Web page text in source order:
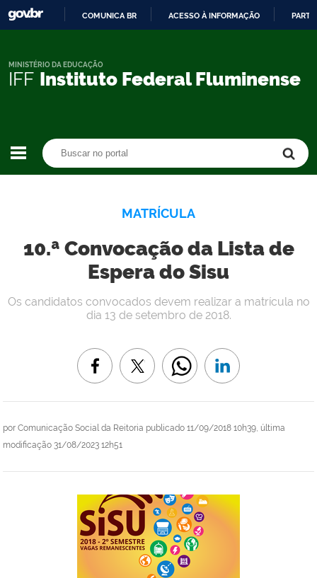
CONTEÚDO
COMUNICA BR ACESSO À INFORMAÇÃO
IFF Instituto Federal Fluminense
MINISTÉRIO DA EDUCAÇÃO
MATRÍCULA
10.ª Convocação da Lista de
Espera do Sisu
por Comunicação Social da Reitoria publicado 11/09/2018 10h39, última
modificação 31/08/2023 12h51
Os candidatos convocados devem realizar a matrícula no
dia 13 de setembro de 2018.